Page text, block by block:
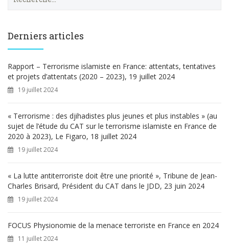
e
h
e
r
Derniers articles
Rapport – Terrorisme islamiste en France: attentats, tentatives
et projets d’attentats (2020 – 2023), 19 juillet 2024
19 juillet 2024
« Terrorisme : des djihadistes plus jeunes et plus instables » (au
sujet de l’étude du CAT sur le terrorisme islamiste en France de
2020 à 2023), Le Figaro, 18 juillet 2024
19 juillet 2024
« La lutte antiterroriste doit être une priorité », Tribune de Jean-
Charles Brisard, Président du CAT dans le JDD, 23 juin 2024
19 juillet 2024
FOCUS Physionomie de la menace terroriste en France en 2024
11 juillet 2024